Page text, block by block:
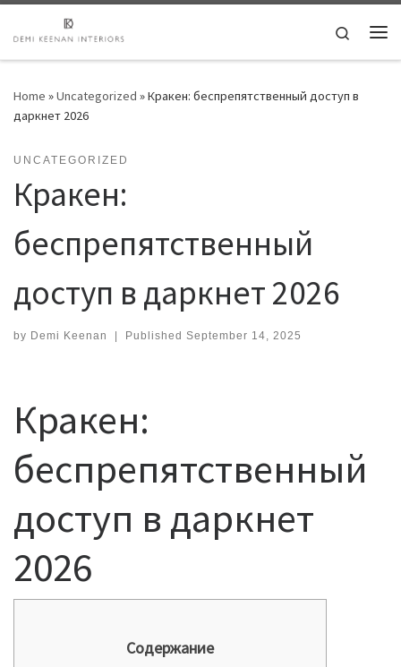
Skip to content
Search
Home »Uncategorized »Кракен: беспрепятственный доступ в
даркнет 2026
UNCATEGORIZED
Кракен:
беспрепятственный
доступ в даркнет 2026
by Demi Keenan | Published September 14, 2025
Кракен:
беспрепятственный
доступ в даркнет
2026
Содержание